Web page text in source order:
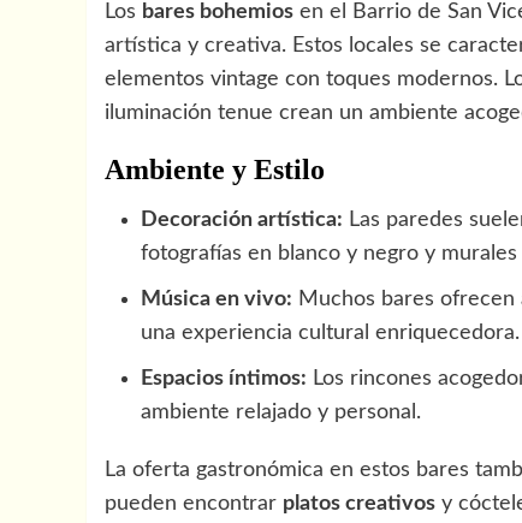
Los bares bohemios en el Barrio de San
artística y creativa. Estos locales se
elementos vintage con toques modernos.
iluminación tenue crean un ambiente
Ambiente y Estilo
Decoración artística: Las paredes
fotografías en blanco y negro y murales
Música en vivo: Muchos bares
una experiencia cultural enriquecedora.
Espacios íntimos: Los rincones
ambiente relajado y personal.
La oferta gastronómica en estos bares
pueden encontrar platos creativos y